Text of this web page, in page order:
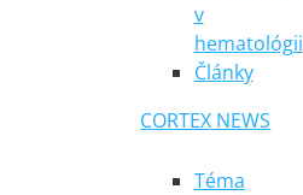
v
hematológii
Články
CORTEX NEWS
Téma